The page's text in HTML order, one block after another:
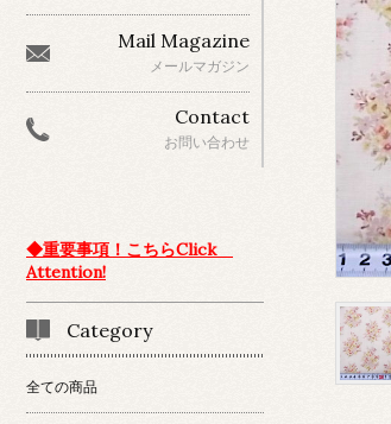
Mail Magazine
メールマガジン
Contact
お問い合わせ
◆重要事項！こちらClick
Attention!
Category
全ての商品